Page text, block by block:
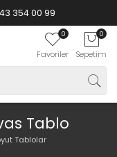
354 00 99
0
Favoriler
0
Sepetim
Tablo
Tablolar